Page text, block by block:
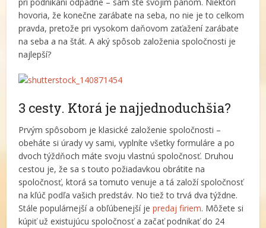
hovoria, že konečne zarábate na seba, no nie je to celkom
pravda, pretože pri vysokom daňovom zaťažení zarábate
na seba a na štát. A aký spôsob založenia spoločnosti je
najlepší?
3 cesty. Ktorá je najjednoduchšia?
Prvým spôsobom je klasické založenie spoločnosti –
obeháte si úrady vy sami, vyplníte všetky formuláre a po
dvoch týždňoch máte svoju vlastnú spoločnosť. Druhou
cestou je, že sa s touto požiadavkou obrátite na
spoločnosť, ktorá sa tomuto venuje a tá založí spoločnosť
na kľúč podľa vašich predstáv. No tiež to trvá dva týždne.
Stále populárnejší a obľúbenejší jepredaj firiem. Môžete si
kúpiť už existujúcu spoločnosť a začať podnikať do 24